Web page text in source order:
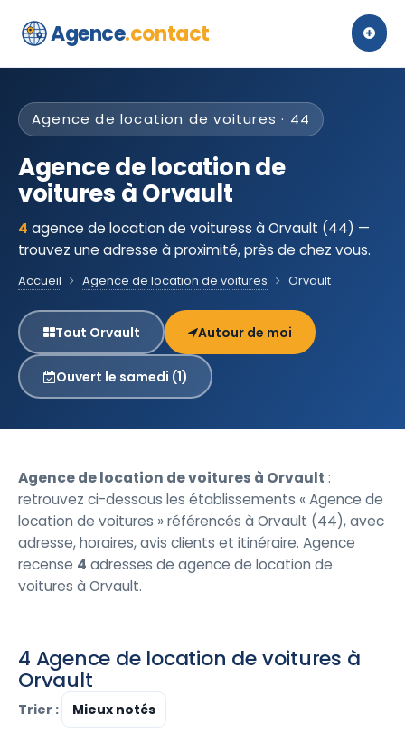
Agence.contact
Agence de location de voitures · 44
Agence de location de
voitures à Orvault
4 agence de location de voituress à Orvault (44) —
trouvez une adresse à proximité, près de chez vous.
Accueil Agence de location de voitures Orvault
Tout Orvault Autour de moi
Ouvert le samedi (1)
Agence de location de voitures à Orvault :
retrouvez ci-dessous les établissements « Agence de
location de voitures » référencés à Orvault (44), avec
adresse, horaires, avis clients et itinéraire. Agence
recense 4 adresses de agence de location de
voitures à Orvault.
4 Agence de location de voitures à
Orvault
Trier :